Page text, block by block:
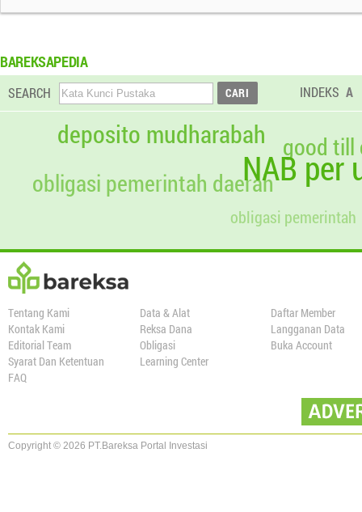
BAREKSAPEDIA
SEARCH INDEKS A
NAB per
deposito mudharabah
obligasi pemerintah
obligasi pemerintah daerah
good till
Tentang Kami
Kontak Kami
Editorial Team
Syarat Dan Ketentuan
FAQ
Data & Alat
Reksa Dana
Obligasi
Learning Center
Daftar Member
Langganan Data
Buka Account
Copyright © 2026 PT.Bareksa Portal Investasi